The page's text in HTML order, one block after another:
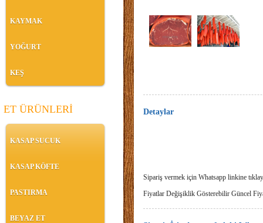
KAYMAK
YOĞURT
KEŞ
ET ÜRÜNLERİ
KASAP SUCUK
KASAP KÖFTE
PASTIRMA
BEYAZ ET
Detaylar
Sipariş vermek için Whatsapp linkine
Fiyatlar Değişiklik Gösterebilir Güncel